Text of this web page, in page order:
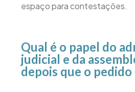
espaço para contestações.
Qual é o papel do
judicial e da
depois que o pedido